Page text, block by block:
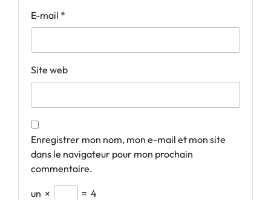
E-mail *
Site web
Enregistrer mon nom, mon e-mail et mon site
dans le navigateur pour mon prochain
commentaire.
un × = 4